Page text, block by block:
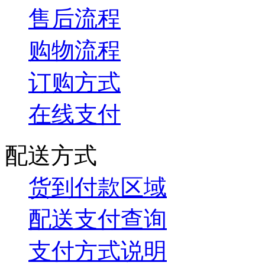
售后流程
购物流程
订购方式
在线支付
配送方式
货到付款区域
配送支付查询
支付方式说明